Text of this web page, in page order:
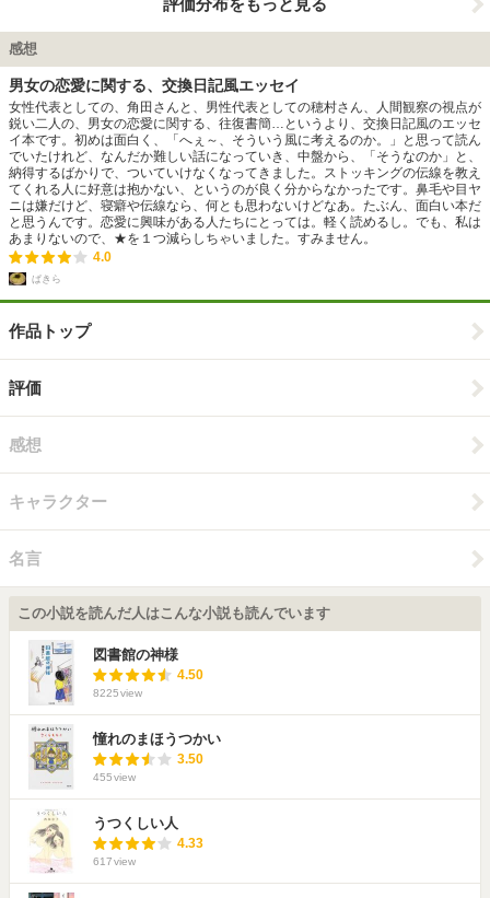
評価分布をもっと見る
感想
男女の恋愛に関する、交換日記風エッセイ
女性代表としての、角田さんと、男性代表としての穂村さん、人間観察の視点が
鋭い二人の、男女の恋愛に関する、往復書簡…というより、交換日記風のエッセ
イ本です。初めは面白く、「へぇ～、そういう風に考えるのか。」と思って読ん
でいたけれど、なんだか難しい話になっていき、中盤から、「そうなのか」と、
納得するばかりで、ついていけなくなってきました。ストッキングの伝線を教え
てくれる人に好意は抱かない、というのが良く分からなかったです。鼻毛や目ヤ
ニは嫌だけど、寝癖や伝線なら、何とも思わないけどなあ。たぶん、面白い本だ
と思うんです。恋愛に興味がある人たちにとっては。軽く読めるし。でも、私は
あまりないので、★を１つ減らしちゃいました。すみません。
4.0
ぱきら
作品トップ
評価
感想
キャラクター
名言
この小説を読んだ人はこんな小説も読んでいます
図書館の神様
4.50
8225view
憧れのまほうつかい
3.50
455view
うつくしい人
4.33
617view